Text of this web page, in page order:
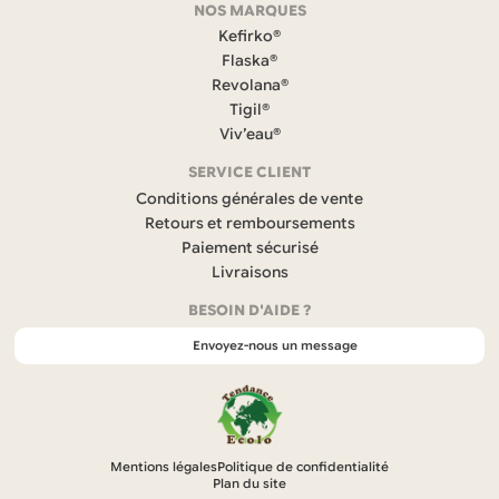
a
c
e
b
o
o
k
s
o
u
v
r
d
a
n
u
n
n
u
v
NOS MARQUES
Kefirko®
Flaska®
Revolana®
Tigil®
Viv’eau®
SERVICE CLIENT
Conditions générales de vente
Retours et remboursements
Paiement sécurisé
Livraisons
BESOIN D'AIDE ?
Envoyez-nous un message
Mentions légalesPolitique de confidentialité
Plan du site